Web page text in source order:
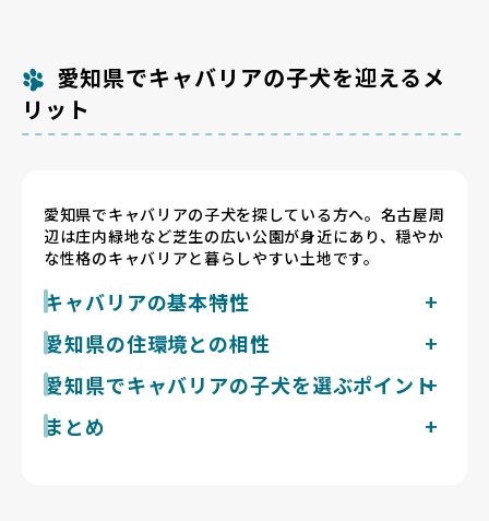
愛知県でキャバリアの子犬を迎えるメ
リット
愛知県でキャバリアの子犬を探している方へ。名古屋周
辺は庄内緑地など芝生の広い公園が身近にあり、穏やか
な性格のキャバリアと暮らしやすい土地です。
キャバリアの基本特性
キャバリアは成犬で体重5.4〜8kg・体高30〜33cm前
後の小型犬です。穏やかで運動欲求はそれほど強くな
く、迎えた後は1日2回20〜30分ほどの散歩で十分に満
ートで、抜け毛はやや多めのため、週2〜3回のブラッ
愛知県の住環境との相性
名古屋市は夏になると35℃超の猛暑日と熱帯夜が連日
続く、太平洋側気候の高温多湿な土地です。キャバリア
は被毛がやや厚めで暑さは得意ではないため、日中の散
愛知県でキャバリアの子犬を選ぶポイント
愛知県で掲載中のキャバリアのブリーダー
まとめ